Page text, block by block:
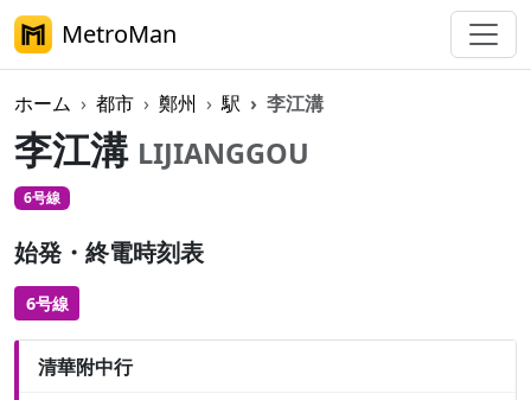
MetroMan
ホーム 都市 鄭州 駅 李江溝
李江溝 LIJIANGGOU
6号線
始発・終電時刻表
6号線
清華附中行